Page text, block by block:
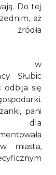
Do tej
aż
źródła
w
Słubic
odbija się
pani
dla
miasta,